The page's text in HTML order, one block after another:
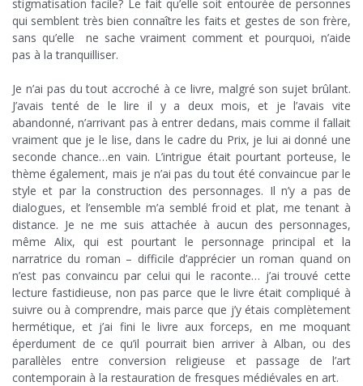
stigmatisation facile? Le fait qu’elle soit entourée de personnes
qui semblent très bien connaître les faits et gestes de son frère,
sans qu’elle ne sache vraiment comment et pourquoi, n’aide
pas à la tranquilliser.
Je n’ai pas du tout accroché à ce livre, malgré son sujet brûlant.
J’avais tenté de le lire il y a deux mois, et je l’avais vite
abandonné, n’arrivant pas à entrer dedans, mais comme il fallait
vraiment que je le lise, dans le cadre du Prix, je lui ai donné une
seconde chance…en vain. L’intrigue était pourtant porteuse, le
thème également, mais je n’ai pas du tout été convaincue par le
style et par la construction des personnages. Il n’y a pas de
dialogues, et l’ensemble m’a semblé froid et plat, me tenant à
distance. Je ne me suis attachée à aucun des personnages,
même Alix, qui est pourtant le personnage principal et la
narratrice du roman – difficile d’apprécier un roman quand on
n’est pas convaincu par celui qui le raconte… j’ai trouvé cette
lecture fastidieuse, non pas parce que le livre était compliqué à
suivre ou à comprendre, mais parce que j’y étais complètement
hermétique, et j’ai fini le livre aux forceps, en me moquant
éperdument de ce qu’il pourrait bien arriver à Alban, ou des
parallèles entre conversion religieuse et passage de l’art
contemporain à la restauration de fresques médiévales en art.